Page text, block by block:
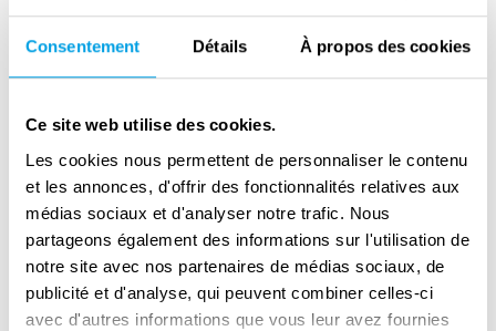
Consentement Détails À propos des cookies
Ce site web utilise des cookies.
Les cookies nous permettent de personnaliser le contenu
et les annonces, d'offrir des fonctionnalités relatives aux
médias sociaux et d'analyser notre trafic. Nous
partageons également des informations sur l'utilisation de
notre site avec nos partenaires de médias sociaux, de
publicité et d'analyse, qui peuvent combiner celles-ci
avec d'autres informations que vous leur avez fournies
troepen en voertuigen naar Calabrië voltooid
met een extreem laag aantal verliezen.
Bovendien waren de geallieerde commando's
aan beide zijden van de zeestraat was
opgezet en waren ze niet bereid om
manschappen en voertuigen in groot gevaar
te brengen om het transport te blokkeren.
In totaal werden meer dan 100.000 soldaten